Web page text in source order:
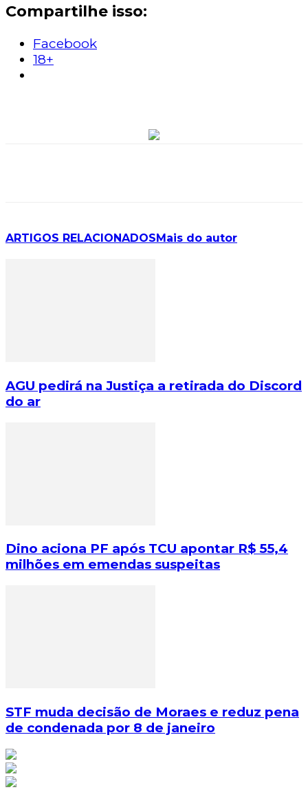
Compartilhe isso:
Facebook
18+
ARTIGOS RELACIONADOSMais do autor
AGU pedirá na Justiça a retirada do Discord
do ar
Dino aciona PF após TCU apontar R$ 55,4
milhões em emendas suspeitas
STF muda decisão de Moraes e reduz pena
de condenada por 8 de janeiro